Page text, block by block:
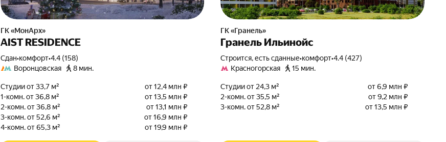
ГК «МонАрх»
AIST RESIDENCE
Сдан•комфорт•4.4 (158)
Воронцовская
8 мин.
Студии от 33,7 м²
от 12,4 млн ₽
1-комн. от 36,8 м²
от 13,5 млн ₽
2-комн. от 36,8 м²
от 13,1 млн ₽
3-комн. от 52,6 м²
от 16,9 млн ₽
4-комн. от 65,3 м²
от 19,9 млн ₽
ГК «Гранель»
Гранель Ильинойс
Строится, есть сданные•комфорт•4.4 (427)
Красногорская
15 мин.
Студии от 24,3 м²
от 6,9 млн ₽
2-комн. от 35,5 м²
от 9,2 млн ₽
3-комн. от 52,8 м²
от 13,5 млн ₽